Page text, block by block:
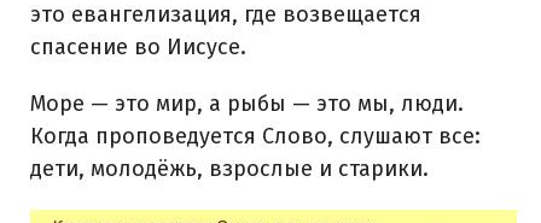
это евангелизация, где возвещается
спасение во Иисусе.
Море — это мир, а рыбы — это мы, люди.
Когда проповедуется Слово, слушают все:
дети, молодёжь, взрослые и старики.